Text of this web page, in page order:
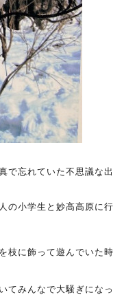
で忘れていた不思議な出
の小学生と妙高高原に行
枝に飾って遊んでいた時
てみんなで大騒ぎになっ